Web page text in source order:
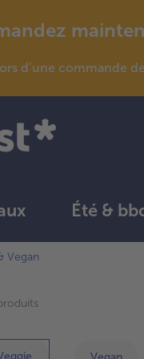
d’une commande
Été &
Vegan